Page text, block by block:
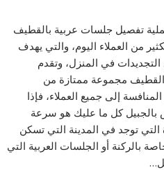
تفصيل جلسات عربية بالقطيف
من العملاء اليوم، والتي يهدف
التجديدات في المنزل، وتقدم
مجموعة ممتازة من
إلى جميع العملاء، فإذا
كل ما عليك هو سرعة
التي توجد في المدينة التي تسكن
بالركنة أو الجلسات العربية التي